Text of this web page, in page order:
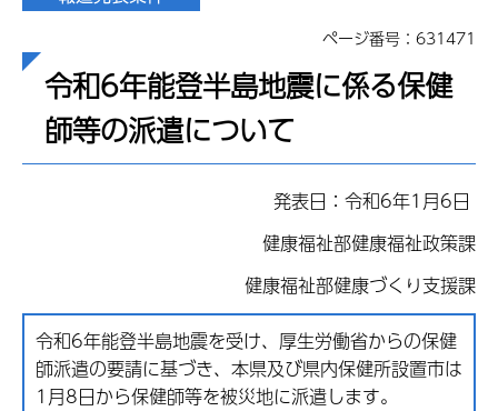
ページ番号：631471
令和6年能登半島地震に係る保健
師等の派遣について
発表日：令和6年1月6日
健康福祉部健康福祉政策課
健康福祉部健康づくり支援課
令和6年能登半島地震を受け、厚生労働省からの保健
師派遣の要請に基づき、本県及び県内保健所設置市は
1月8日から保健師等を被災地に派遣します。